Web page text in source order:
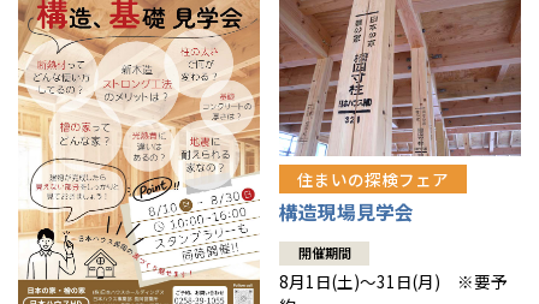
住まいの探検フェア
構造現場見学会
開催期間
8月1日(土)～31日(月) ※要予